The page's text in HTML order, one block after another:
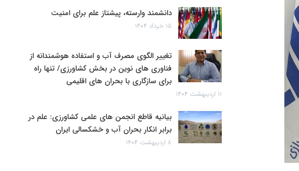
دانشمند وارسته، پیشتاز علم برای امنیت
۱۵ خرداد ۱۴۰۴
تغییر الگوی مصرف آب و استفاده هوشمندانه از
فناوری های نوین در بخش کشاورزی/ تنها راه
برای سازگاری با بحران های اقلیمی
۱۱ اردیبهشت ۱۴۰۴
بیانیه قاطع انجمن های علمی کشاورزی: علم در
برابر انکار بحران آب و خشکسالی ایران
۸ اردیبهشت ۱۴۰۴